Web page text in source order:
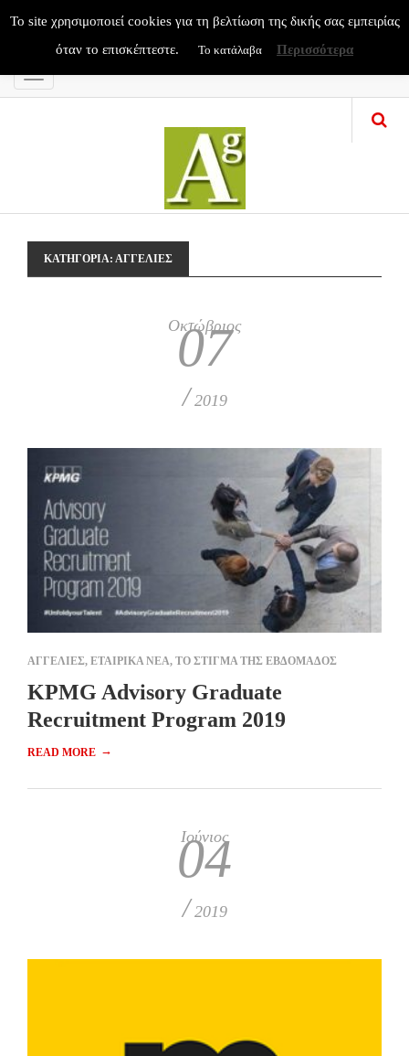
Menu
ΚΑΤΗΓΟΡΊΑ: ΑΓΓΕΛΙΕΣ
Οκτώβριος
07
/ 2019
ΑΓΓΕΛΙΕΣ, ΕΤΑΙΡΙΚΑ ΝΕΑ, ΤΟ ΣΤΙΓΜΑ ΤΗΣ ΕΒΔΟΜΑΔΟΣ
KPMG Advisory Graduate
Recruitment Program 2019
READ MORE →
Ιούνιος
04
/ 2019
To site χρησιμοποιεί cookies για τη βελτίωση της δικής σας εμπειρίας
όταν το επισκέπτεστε.
Το κατάλαβα Περισσότερα